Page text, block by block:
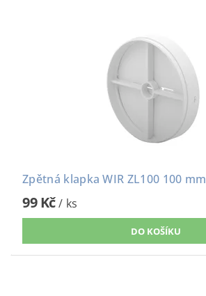
Zpětná klapka WIR ZL100 100 mm
99 Kč/ ks